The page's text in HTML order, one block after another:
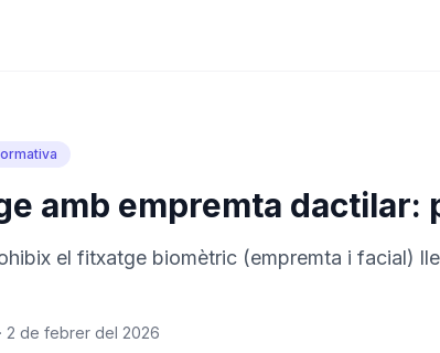
amb empremta dactilar:
el fitxatge biomètric (empremta i facial)
2 de febrer del 2026